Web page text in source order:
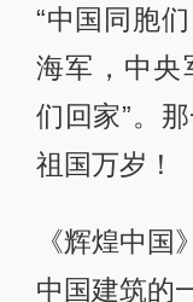
“中国同胞
海军，中央
们回家”。
祖国万岁！
《辉煌中
中国建筑的